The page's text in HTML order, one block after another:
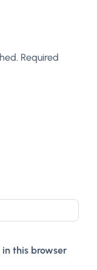
Required
this browser